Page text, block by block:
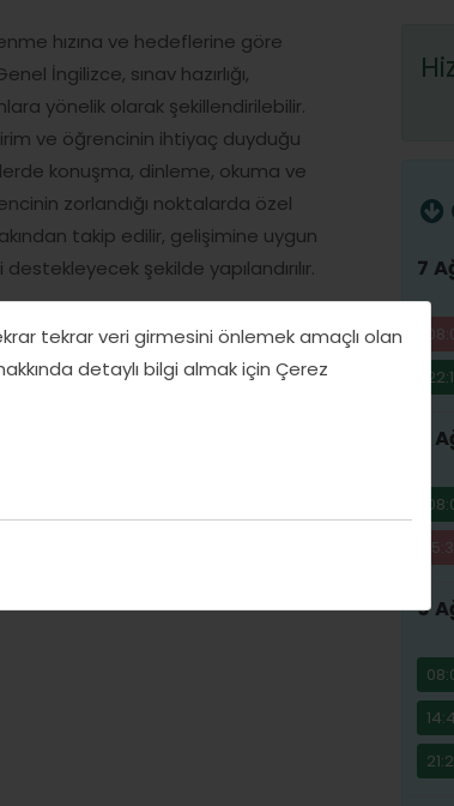
tekrar veri girmesini önlemek amaçlı olan
detaylı bilgi almak için Çerez
hızına ve hedeflerine göre
İngilizce, sınav hazırlığı,
yönelik olarak şekillendirilebilir.
ve öğrencinin ihtiyaç duyduğu
konuşma, dinleme, okuma ve
zorlandığı noktalarda özel
takip edilir, gelişimine uygun
şekilde yapılandırılır.
7
8
9